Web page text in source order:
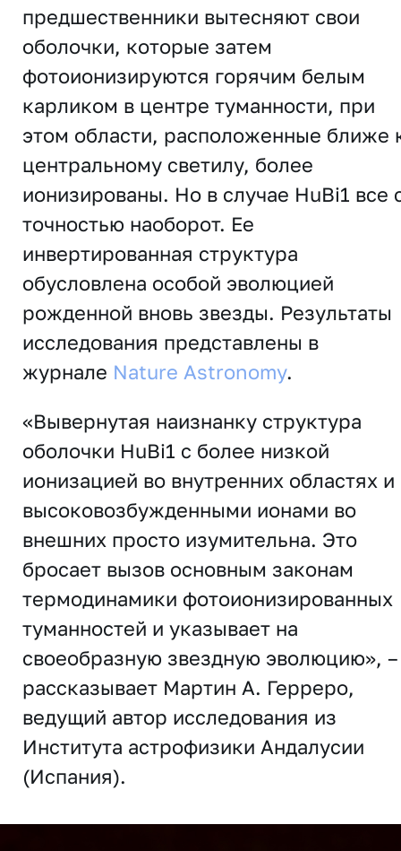
предшественники вытесняют свои
оболочки, которые затем
фотоионизируются горячим белым
карликом в центре туманности, при
этом области, расположенные ближе
центральному светилу, более
ионизированы. Но в случае HuBi1 все
точностью наоборот. Ее
инвертированная структура
обусловлена ​​особой эволюцией
рожденной вновь звезды. Результаты
исследования представлены в
журнале Nature Astronomy.
«Вывернутая наизнанку структура
оболочки HuBi1 с более низкой
ионизацией во внутренних областях и
высоковозбужденными ионами во
внешних просто изумительна. Это
бросает вызов основным законам
термодинамики фотоионизированных
туманностей и указывает на
своеобразную звездную эволюцию», –
рассказывает Мартин А. Герреро,
ведущий автор исследования из
Института астрофизики Андалусии
(Испания).